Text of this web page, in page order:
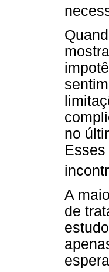
no
A
de